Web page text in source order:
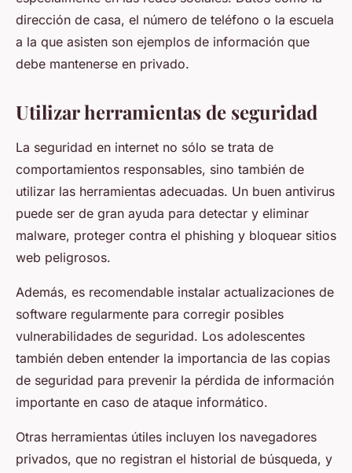
dirección de casa, el número de teléfono o la escuela
a la que asisten son ejemplos de información que
debe mantenerse en privado.
Utilizar herramientas de seguridad
La seguridad en internet no sólo se trata de
comportamientos responsables, sino también de
utilizar las herramientas adecuadas. Un buen antivirus
puede ser de gran ayuda para detectar y eliminar
malware, proteger contra el phishing y bloquear sitios
web peligrosos.
Además, es recomendable instalar actualizaciones de
software regularmente para corregir posibles
vulnerabilidades de seguridad. Los adolescentes
también deben entender la importancia de las copias
de seguridad para prevenir la pérdida de información
importante en caso de ataque informático.
Otras herramientas útiles incluyen los navegadores
privados, que no registran el historial de búsqueda, y